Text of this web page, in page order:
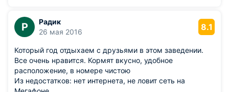
Р
Радик
26 мая 2016
8.1
Который год отдыхаем с друзьями в этом заведении.
Все очень нравится. Кормят вкусно, удобное
расположение, в номере чистою
Из недостатков: нет интернета, не ловит сеть на